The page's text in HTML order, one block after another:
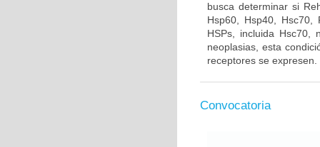
busca determinar si
Hsp60, Hsp40,
HSPs, incluida
neoplasias, esta
receptores se expresen.
Convocatoria